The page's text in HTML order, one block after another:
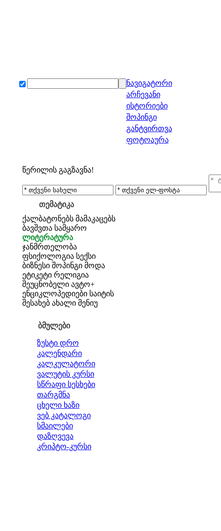
ნავიგატორი
არჩევანი
ისტორიები
შოპინგი
განტვირთვა
ფოტოაურა
წერილის გაგზავნა!
თემატიკა
ქალბატონებს მამაკაცებს
ბავშვთა სამყარო
ლიტერატურა
ჯანმრთელობა
ფსიქოლოგია სექსი
ბიზნესი შოპინგი მოდა
ეტიკეტი რელიგია
შეუცნობელი ავტო+
ენციკლოპედიები საიტის
შესახებ ახალი მენიუ
ბმულები
ზუსტი დრო
კალენდარი
კალკულატორი
ვალუტის კურსი
სწრაფი სესხები
თარგმნა
ცხელი ხაზი
ვებ კატალოგი
სმაილები
დაზღვევა
კრიპტო-კურსი